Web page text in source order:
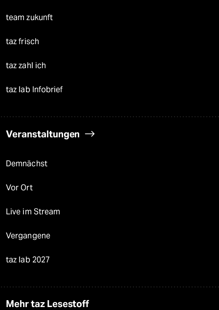
team zukunft
taz frisch
taz zahl ich
taz lab Infobrief
Veranstaltungen
Demnächst
Vor Ort
Live im Stream
Vergangene
taz lab 2027
Mehr taz Lesestoff